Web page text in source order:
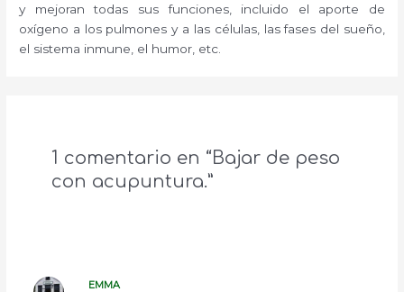
y mejoran todas sus funciones, incluido el aporte de
oxígeno a los pulmones y a las células, las fases del sueño,
el sistema inmune, el humor, etc.
1 comentario en “Bajar de peso
con acupuntura.”
EMMA